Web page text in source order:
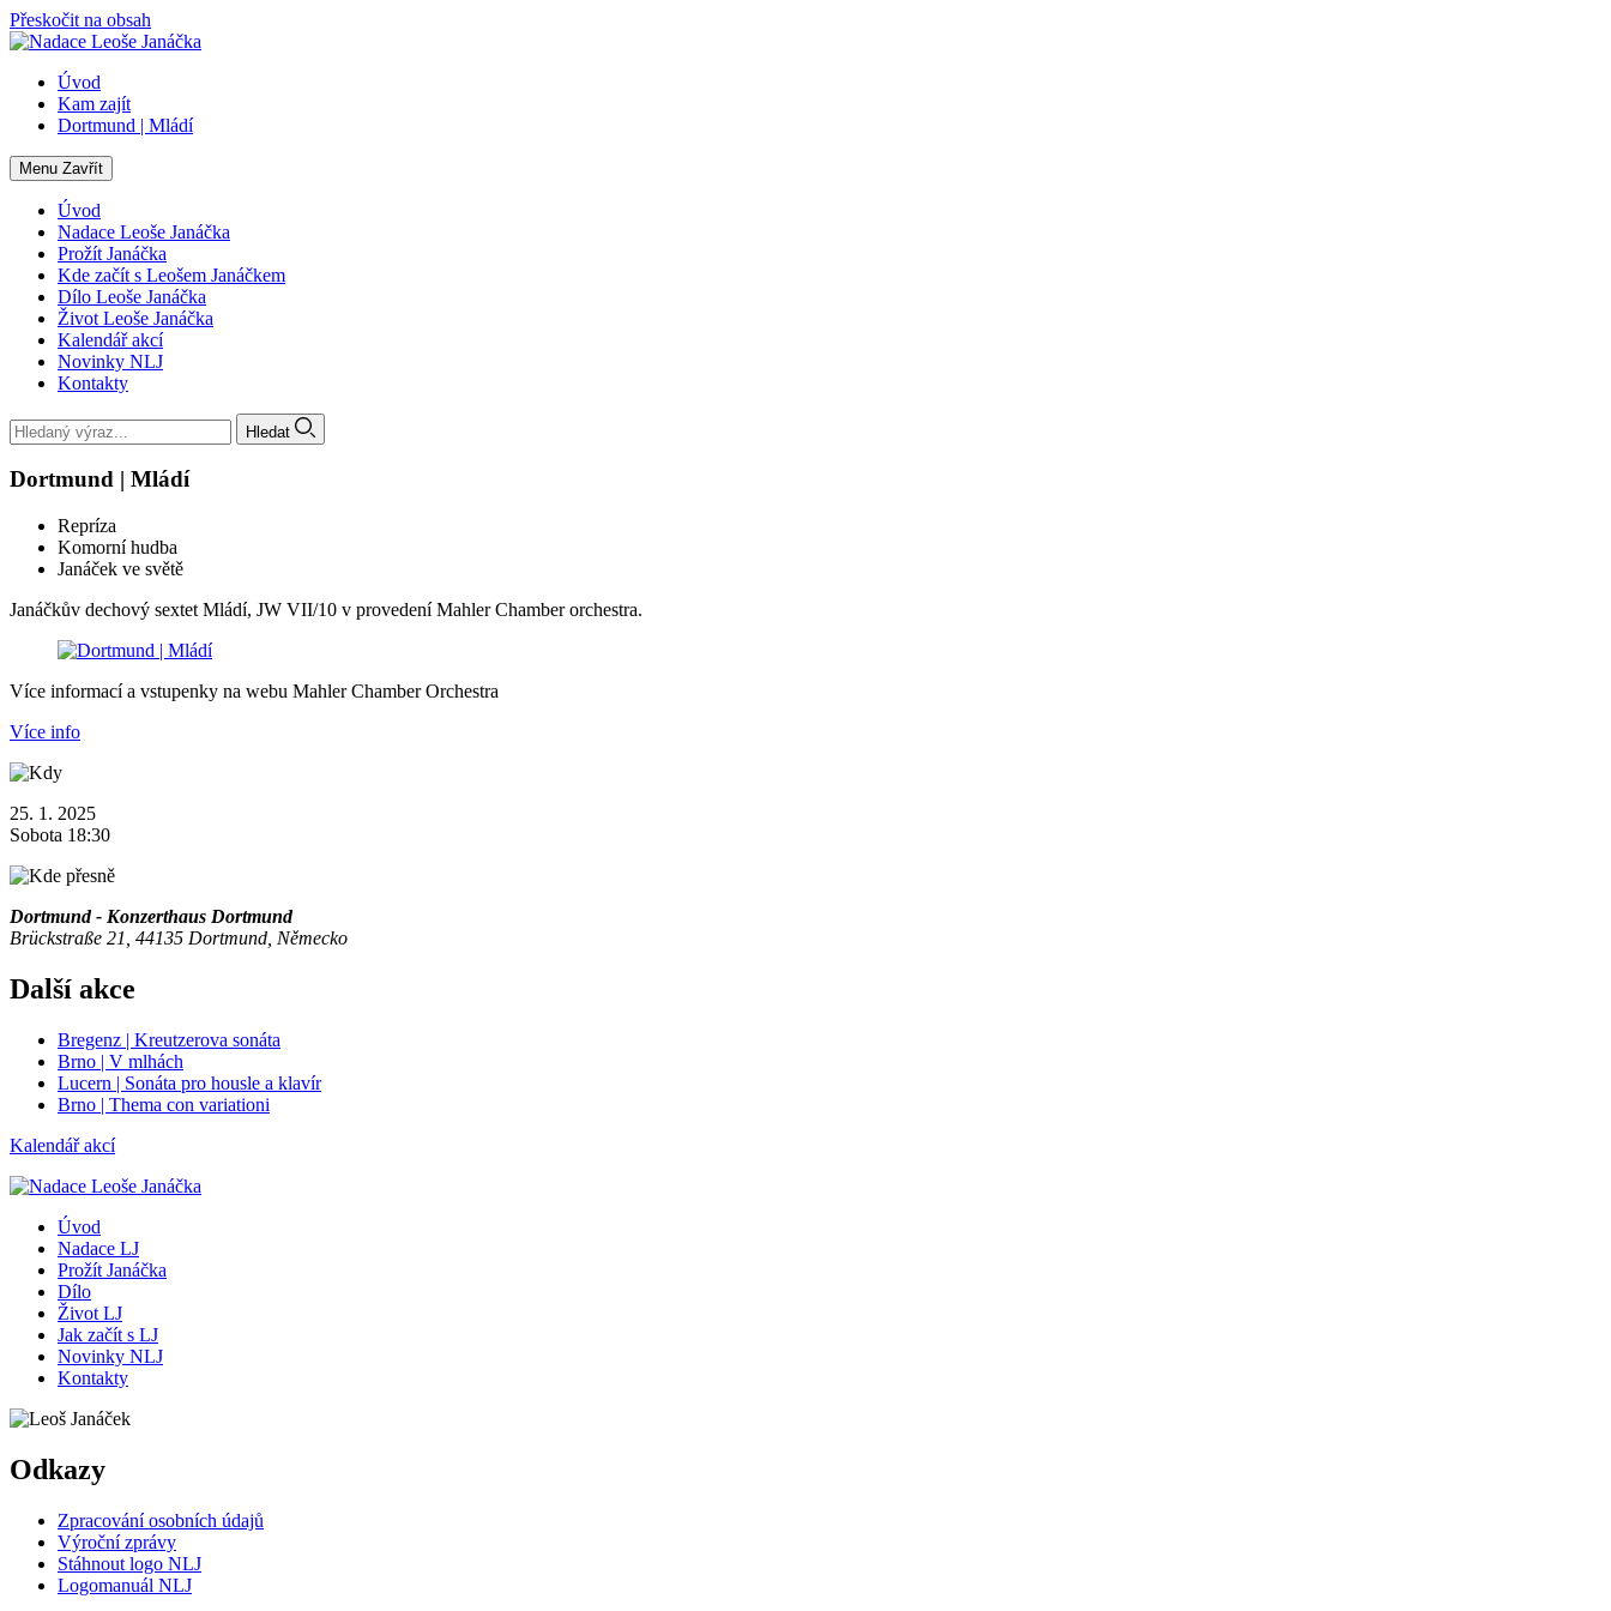
Přeskočit na obsah
Úvod
Kam zajít
Dortmund | Mládí
Menu Zavřít
Úvod
Nadace Leoše Janáčka
Prožít Janáčka
Kde začít s Leošem Janáčkem
Dílo Leoše Janáčka
Život Leoše Janáčka
Kalendář akcí
Novinky NLJ
Kontakty
Hledat
Dortmund | Mládí
Repríza
Komorní hudba
Janáček ve světě
Janáčkův dechový sextet Mládí, JW VII/10 v provedení Mahler Chamber orchestra.
Více informací a vstupenky na webu Mahler Chamber Orchestra
Více info
25. 1. 2025
Sobota 18:30
Dortmund - Konzerthaus Dortmund
Brückstraße 21, 44135 Dortmund, Německo
Další akce
Bregenz | Kreutzerova sonáta
Brno | V mlhách
Lucern | Sonáta pro housle a klavír
Brno | Thema con variationi
Kalendář akcí
Úvod
Nadace LJ
Prožít Janáčka
Dílo
Život LJ
Jak začít s LJ
Novinky NLJ
Kontakty
Odkazy
Zpracování osobních údajů
Výroční zprávy
Stáhnout logo NLJ
Logomanuál NLJ